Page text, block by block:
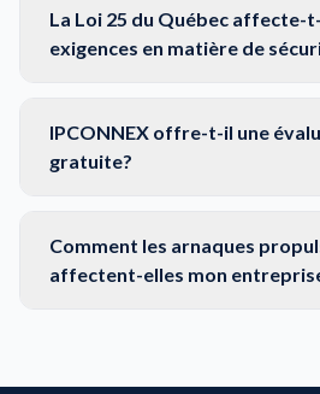
La Loi 25 du Québec affecte-
exigences en matière de
IPCONNEX offre-t-il une
gratuite?
Comment les arnaques
affectent-elles mon